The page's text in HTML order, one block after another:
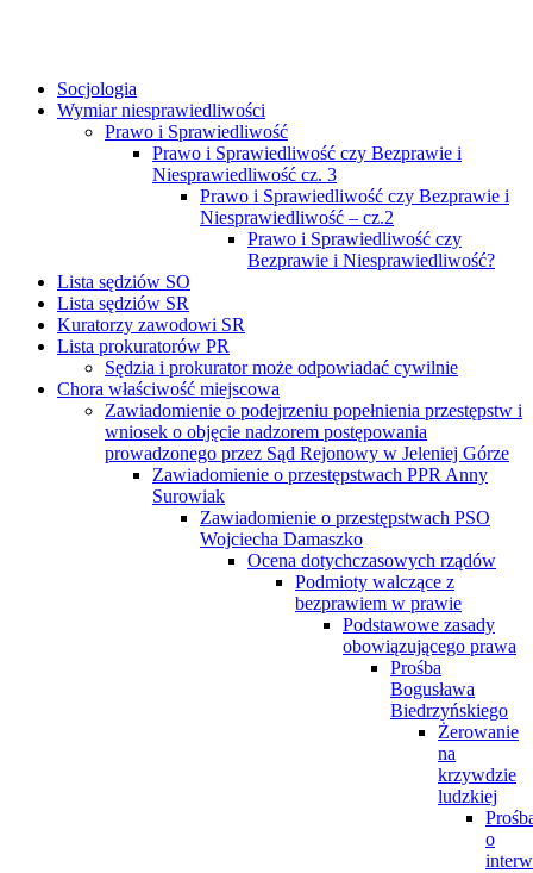
Socjologia
Wymiar niesprawiedliwości
Prawo i Sprawiedliwość
Prawo i Sprawiedliwość czy Bezprawie i
Niesprawiedliwość cz. 3
Prawo i Sprawiedliwość czy Bezprawie i
Niesprawiedliwość – cz.2
Prawo i Sprawiedliwość czy
Bezprawie i Niesprawiedliwość?
Lista sędziów SO
Lista sędziów SR
Kuratorzy zawodowi SR
Lista prokuratorów PR
Sędzia i prokurator może odpowiadać cywilnie
Chora właściwość miejscowa
Zawiadomienie o podejrzeniu popełnienia przestępstw i
wniosek o objęcie nadzorem postępowania
prowadzonego przez Sąd Rejonowy w Jeleniej Górze
Zawiadomienie o przestępstwach PPR Anny
Surowiak
Zawiadomienie o przestępstwach PSO
Wojciecha Damaszko
Ocena dotychczasowych rządów
Podmioty walczące z
bezprawiem w prawie
Podstawowe zasady
obowiązującego prawa
Prośba
Bogusława
Biedrzyńskiego
Żerowanie
na
krzywdzie
ludzkiej
o